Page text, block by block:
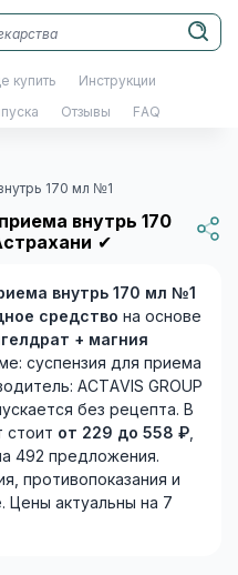
купить Инструкции
Отзывы FAQ
170 мл №1
внутрь 170
✔
внутрь 170 мл №1
средство на основе
+ магния
суспензия для приема
ACTAVIS GROUP
без рецепта. В
стоит от 229 до 558 ₽,
492 предложения.
противопоказания и
Цены актуальны на 7